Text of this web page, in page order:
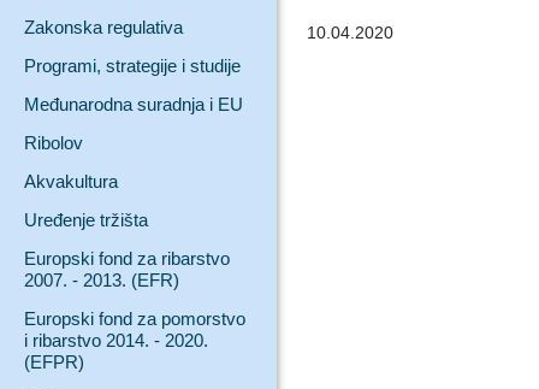
Zakonska regulativa
Programi, strategije i studije
Međunarodna suradnja i EU
Ribolov
Akvakultura
Uređenje tržišta
Europski fond za ribarstvo
2007. - 2013. (EFR)
Europski fond za pomorstvo
i ribarstvo 2014. - 2020.
(EFPR)
10.04.2020